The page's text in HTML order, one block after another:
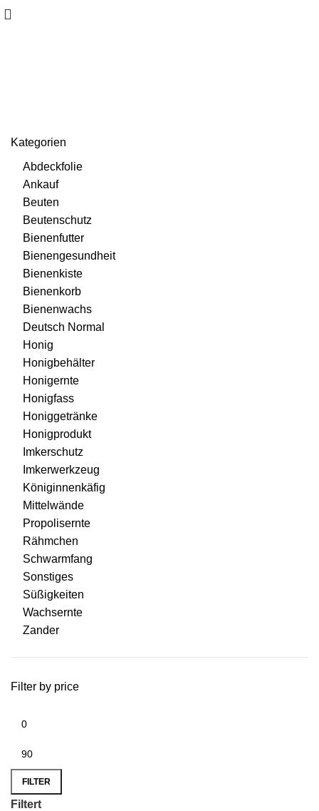
Kategorien
Abdeckfolie
Ankauf
Beuten
Beutenschutz
Bienenfutter
Bienengesundheit
Bienenkiste
Bienenkorb
Bienenwachs
Deutsch Normal
Honig
Honigbehälter
Honigernte
Honigfass
Honiggetränke
Honigprodukt
Imkerschutz
Imkerwerkzeug
Königinnenkäfig
Mittelwände
Propolisernte
Rähmchen
Schwarmfang
Sonstiges
Süßigkeiten
Wachsernte
Zander
Filter by price
FILTER
Filtert